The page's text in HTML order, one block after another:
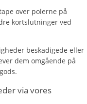
over polerne på
kortslutninger ved
beskadigede eller
dem omgående på
via vores